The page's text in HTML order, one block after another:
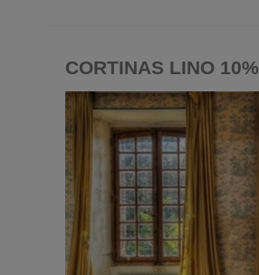
CORTINAS LINO 10%